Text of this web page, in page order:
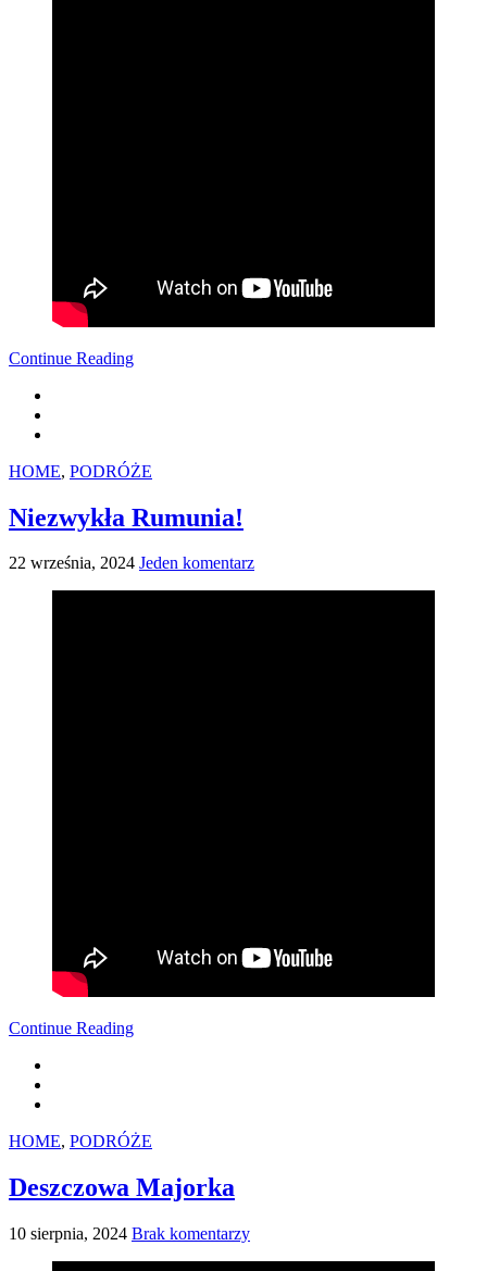
Continue Reading
HOME, PODRÓŻE
Niezwykła Rumunia!
22 września, 2024 Jeden komentarz
Continue Reading
HOME, PODRÓŻE
Deszczowa Majorka
10 sierpnia, 2024 Brak komentarzy